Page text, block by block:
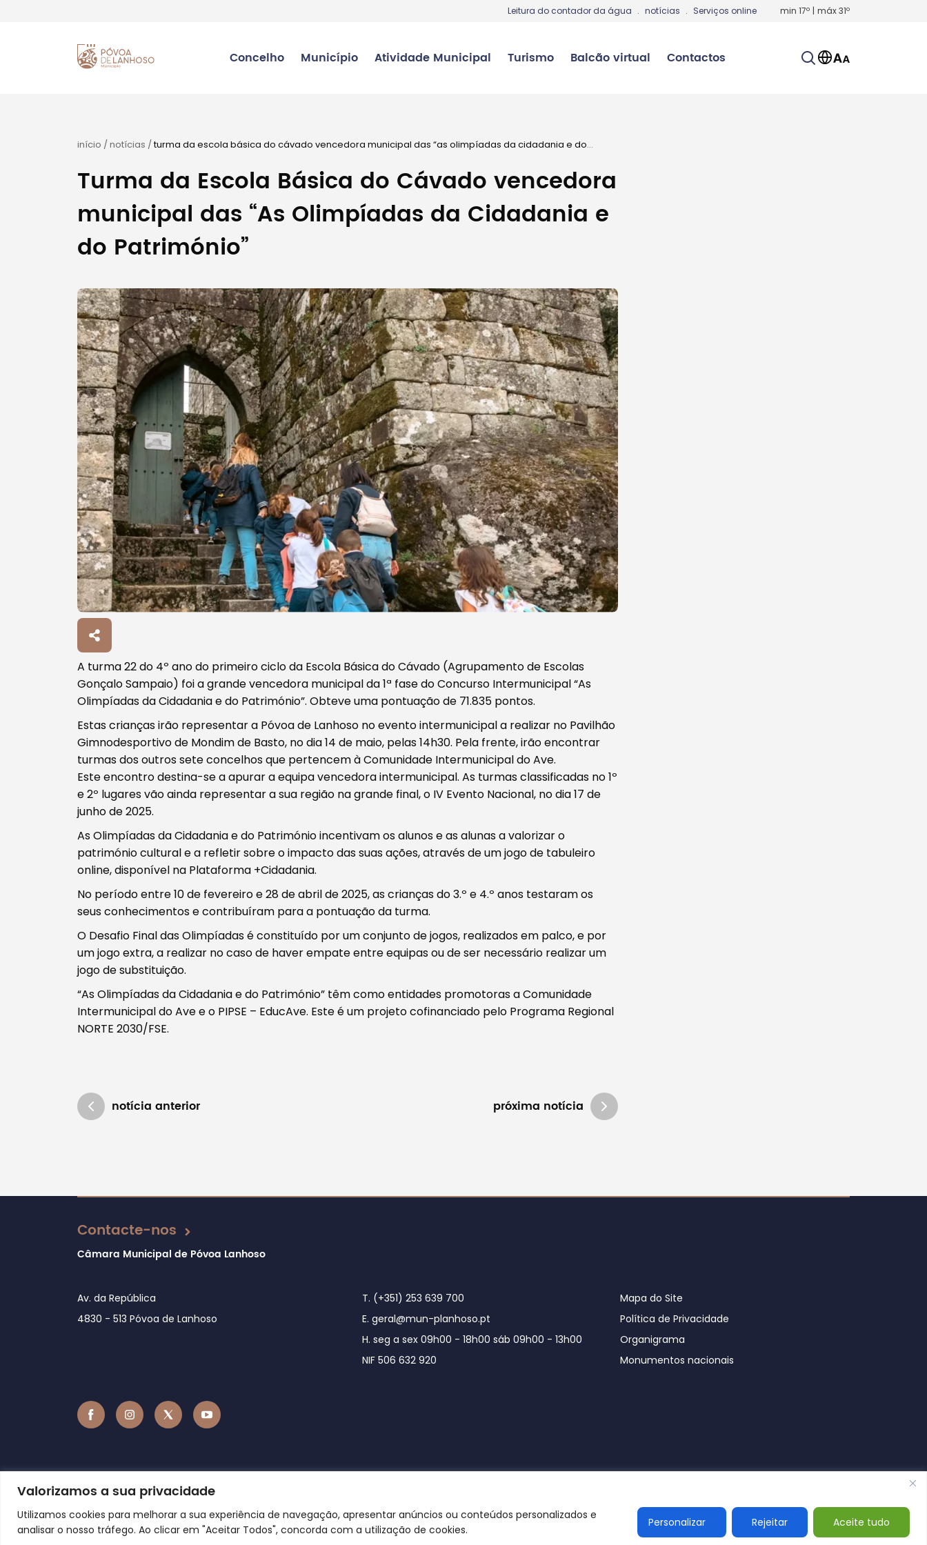
Valorizamos a sua privacidade
Utilizamos cookies para melhorar a sua experiência de navegação, apresentar anúncios ou conteúdos personalizados e
analisar o nosso tráfego. Ao clicar em "Aceitar Todos", concorda com a utilização de cookies.
Personalizar Rejeitar Aceite tudo
Leitura do contador da água . notícias . Serviços online min 17º | máx31º
Concelho Município Atividade Municipal Turismo Balcão virtual Contactos
Procurar
Tipo de conteúdo
Filtros
início /notícias /turma da escola básica do cávado vencedora municipal das “as olimpíadas da cidadania e do
Turma da Escola Básica do Cávado vencedora
municipal das “As Olimpíadas da Cidadania e
do Património”
A turma 22 do 4º ano do primeiro ciclo da Escola Básica do Cávado (Agrupamento de Escolas
Gonçalo Sampaio) foi a grande vencedora municipal da 1ª fase do Concurso Intermunicipal “As
Olimpíadas da Cidadania e do Património”. Obteve uma pontuação de 71.835 pontos.
Estas crianças irão representar a Póvoa de Lanhoso no evento intermunicipal a realizar no Pavilhão
Gimnodesportivo de Mondim de Basto, no dia 14 de maio, pelas 14h30. Pela frente, irão encontrar
turmas dos outros sete concelhos que pertencem à Comunidade Intermunicipal do Ave.
Este encontro destina-se a apurar a equipa vencedora intermunicipal. As turmas classificadas no 1º
e 2º lugares vão ainda representar a sua região na grande final, o IV Evento Nacional, no dia 17 de
junho de 2025.
As Olimpíadas da Cidadania e do Património incentivam os alunos e as alunas a valorizar o
património cultural e a refletir sobre o impacto das suas ações, através de um jogo de tabuleiro
online, disponível na Plataforma +Cidadania.
No período entre 10 de fevereiro e 28 de abril de 2025, as crianças do 3.º e 4.º anos testaram os
seus conhecimentos e contribuíram para a pontuação da turma.
O Desafio Final das Olimpíadas é constituído por um conjunto de jogos, realizados em palco, e por
um jogo extra, a realizar no caso de haver empate entre equipas ou de ser necessário realizar um
jogo de substituição.
“As Olimpíadas da Cidadania e do Património” têm como entidades promotoras a Comunidade
Intermunicipal do Ave e o PIPSE – EducAve. Este é um projeto cofinanciado pelo Programa Regional
NORTE 2030/FSE.
notícia anterior próxima notícia
Atualizado em 27/02/2026
Contacte-nos
Câmara Municipal de Póvoa Lanhoso
Av. da República
4830 - 513 Póvoa de Lanhoso
T. (+351) 253 639 700
E. geral@mun-planhoso.pt
H. seg a sex 09h00 - 18h00 sáb 09h00 - 13h00
NIF 506 632 920
Mapa do Site
Política de Privacidade
Organigrama
Monumentos nacionais